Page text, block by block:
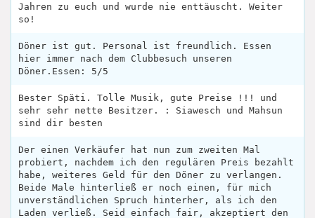
Jahren zu euch und wurde nie enttäuscht. Weiter
so!
Döner ist gut. Personal ist freundlich. Essen
hier immer nach dem Clubbesuch unseren
Döner.Essen: 5/5
Bester Späti. Tolle Musik, gute Preise !!! und
sehr sehr nette Besitzer. : Siawesch und Mahsun
sind dir besten
Der einen Verkäufer hat nun zum zweiten Mal
probiert, nachdem ich den regulären Preis bezahlt
habe, weiteres Geld für den Döner zu verlangen.
Beide Male hinterließ er noch einen, für mich
unverständlichen Spruch hinterher, als ich den
Laden verließ. Seid einfach fair, akzeptiert den